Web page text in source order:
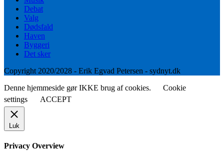
Debat
Valg
Dødsfald
Haven
Byggeri
Det sker
Copyright 2020/2028 - Erik Egvad Petersen - sydnyt.dk
Denne hjemmeside gør IKKE brug af cookies.
Cookie
settings
ACCEPT
Luk
Privacy Overview